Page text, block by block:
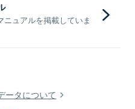
ュアルを掲載していま
ータについて